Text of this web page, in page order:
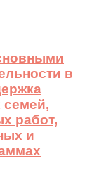
в
семей,
работ,
и